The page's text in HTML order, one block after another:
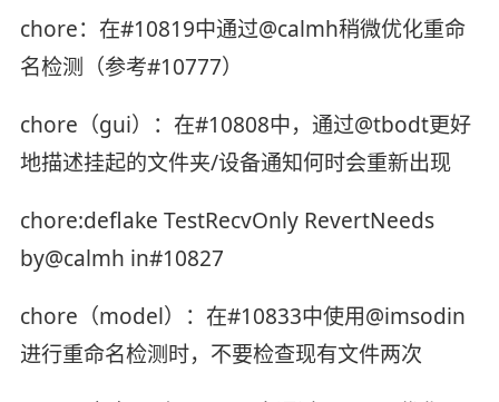
chore：在#10819中通过@calmh稍微优化重命
名检测（参考#10777）
chore（gui）：在#10808中，通过@tbodt更好
地描述挂起的文件夹/设备通知何时会重新出现
chore:deflake TestRecvOnly RevertNeeds
by@calmh in#10827
chore（model）：在#10833中使用@imsodin
进行重命名检测时，不要检查现有文件两次